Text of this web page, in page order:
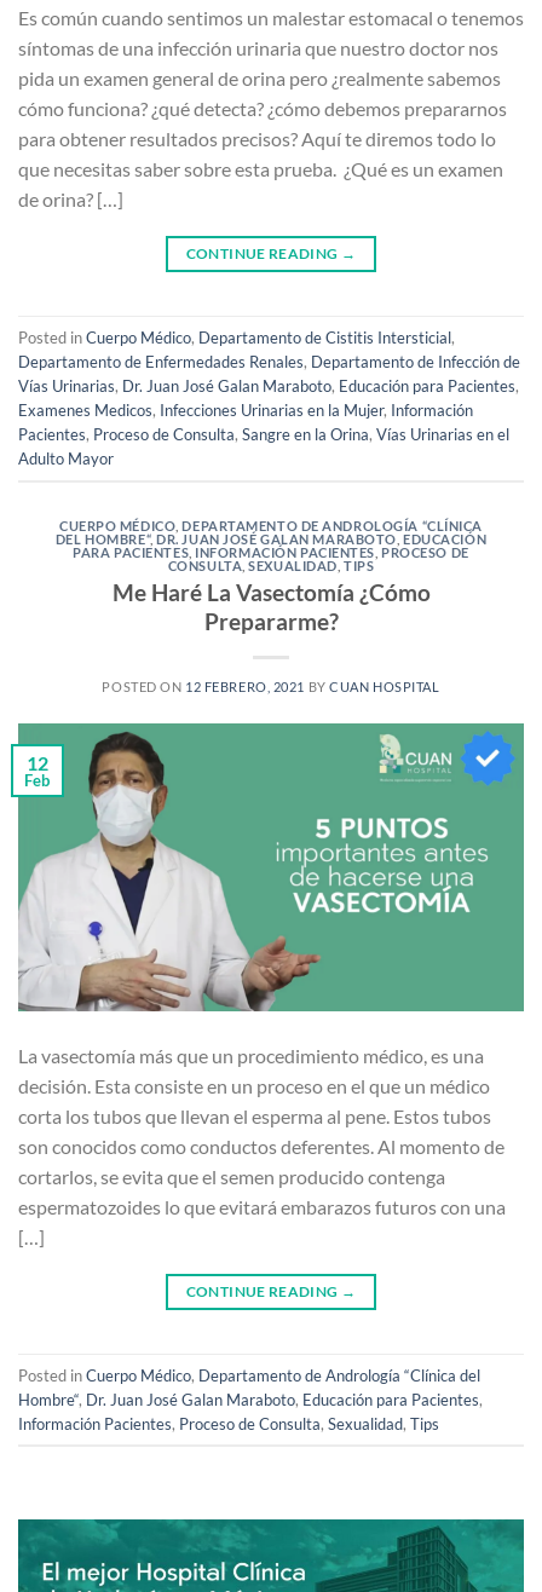
Es común cuando sentimos un malestar estomacal o tenemos
síntomas de una infección urinaria que nuestro doctor nos
pida un examen general de orina pero ¿realmente sabemos
cómo funciona? ¿qué detecta? ¿cómo debemos prepararnos
para obtener resultados precisos? Aquí te diremos todo lo
que necesitas saber sobre esta prueba. ¿Qué es un examen
de orina? […]
CONTINUE READING →
Posted inCuerpo Médico, Departamento de Cistitis Intersticial,
Departamento de Enfermedades Renales, Departamento de Infección de
Vías Urinarias, Dr. Juan José Galan Maraboto, Educación para Pacientes,
Examenes Medicos, Infecciones Urinarias en la Mujer, Información
Pacientes, Proceso de Consulta, Sangre en la Orina, Vías Urinarias en el
Adulto Mayor
CUERPO MÉDICO ,DEPARTAMENTO DE ANDROLOGÍA “CLÍNICA
DEL HOMBRE“,DR. JUAN JOSÉ GALAN MARABOTO ,EDUCACIÓN
PARA PACIENTES INFORMACIÓN PACIENTES PROCESO DE
CONSULTA ,SEXUALIDAD ,TIPS
Me Haré La Vasectomía ¿Cómo
Prepararme?
POSTED ON 12 FEBRERO, 2021 BYCUAN HOSPITAL
12
Feb
La vasectomía más que un procedimiento médico, es una
decisión. Esta consiste en un proceso en el que un médico
corta los tubos que llevan el esperma al pene. Estos tubos
son conocidos como conductos deferentes. Al momento de
cortarlos, se evita que el semen producido contenga
espermatozoides lo que evitará embarazos futuros con una
[…]
CONTINUE READING →
Posted inCuerpo Médico, Departamento de Andrología “Clínica del
Hombre“, Dr. Juan José Galan Maraboto, Educación para Pacientes,
Información Pacientes, Proceso de Consulta, Sexualidad, Tips